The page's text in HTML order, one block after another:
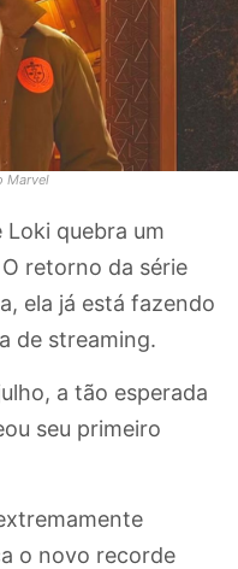
Marvel
Loki quebra um
O retorno da série
ela já está fazendo
de streaming.
a tão esperada
seu primeiro
o novo recorde